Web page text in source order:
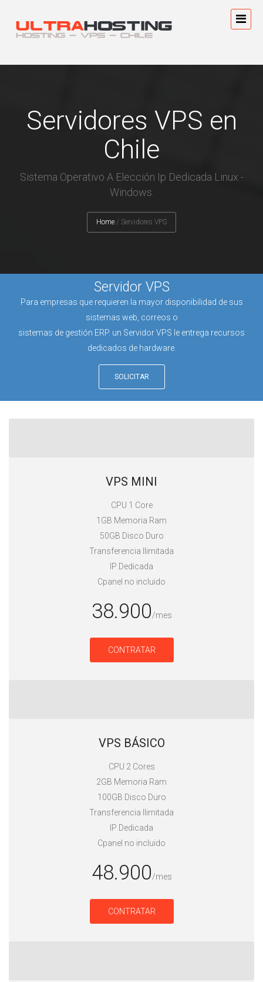
Servidores VPS en
Chile
Sistema Operativo A Elección Ip Dedicada Linux -
Windows.
Home / Servidores VPS
Servidor VPS
Para empresas que requieren la mayor disponibilidad de sus
sistemas web, correos o
sistemas de gestión ERP. un Servidor VPS le entrega recursos
dedicados de hardware.
SOLICITAR
VPS MINI
CPU 1 Core
1GB Memoria Ram
50GB Disco Duro
Transferencia Ilimitada
IP Dedicada
Cpanel no incluido
38.900/mes
CONTRATAR
VPS BÁSICO
CPU 2 Cores
2GB Memoria Ram
100GB Disco Duro
Transferencia Ilimitada
IP Dedicada
Cpanel no incluido
48.900/mes
CONTRATAR